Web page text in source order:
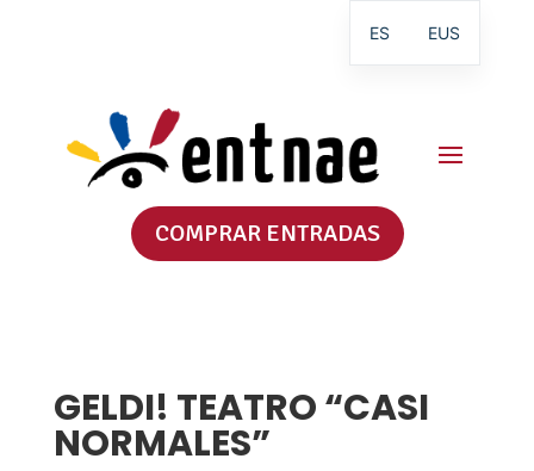
COMPRAR ENTRADAS
GELDI! TEATRO “CASI
NORMALES”
ES EUS